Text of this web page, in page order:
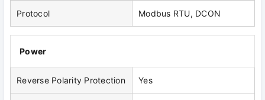
Protocol Modbus RTU, DCON
Power
Reverse Polarity Protection Yes